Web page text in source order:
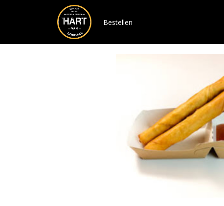
Bestellen